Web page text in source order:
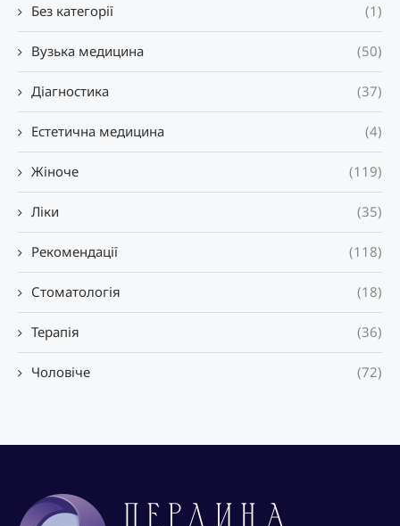
Без категорії (1)
Вузька медицина (50)
Діагностика (37)
Естетична медицина (4)
Жіноче (119)
Ліки (35)
Рекомендації (118)
Стоматологія (18)
Терапія (36)
Чоловіче (72)